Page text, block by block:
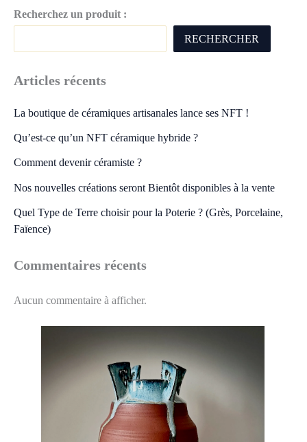
Recherchez un produit :
RECHERCHER
Articles récents
La boutique de céramiques artisanales lance ses NFT !
Qu’est-ce qu’un NFT céramique hybride ?
Comment devenir céramiste ?
Nos nouvelles créations seront Bientôt disponibles à la vente
Quel Type de Terre choisir pour la Poterie ? (Grès, Porcelaine,
Faïence)
Commentaires récents
Aucun commentaire à afficher.